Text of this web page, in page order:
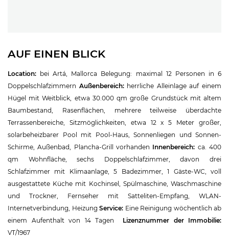
AUF EINEN BLICK
Location: bei Artá, Mallorca Belegung: maximal 12 Personen in 6
Doppelschlafzimmern Außenbereich:herrliche Alleinlage auf einem
Hügel mit Weitblick, etwa 30.000 qm große Grundstück mit altem
Baumbestand, Rasenflächen, mehrere teilweise überdachte
Terrassenbereiche, Sitzmöglichkeiten, etwa 12 x 5 Meter großer,
solarbeheizbarer Pool mit Pool-Haus, Sonnenliegen und Sonnen-
Schirme, Außenbad, Plancha-Grill vorhanden Innenbereich: ca. 400
qm Wohnfläche, sechs Doppelschlafzimmer, davon drei
Schlafzimmer mit Klimaanlage, 5 Badezimmer, 1 Gäste-WC, voll
ausgestattete Küche mit Kochinsel, Spülmaschine, Waschmaschine
und Trockner, Fernseher mit Satteliten-Empfang, WLAN-
Internetverbindung, Heizung Service: Eine Reinigung wöchentlich ab
einem Aufenthalt von 14 Tagen Lizenznummer der Immobilie:
VT/1967